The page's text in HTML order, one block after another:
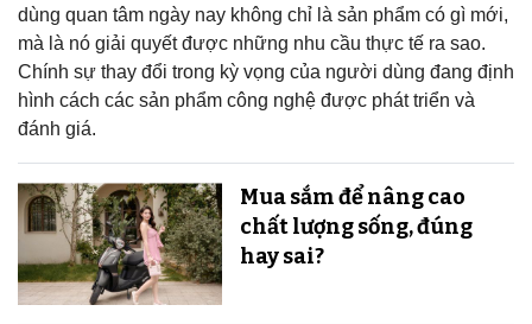
dùng quan tâm ngày nay không chỉ là sản phẩm có gì mới,
mà là nó giải quyết được những nhu cầu thực tế ra sao.
Chính sự thay đổi trong kỳ vọng của người dùng đang định
hình cách các sản phẩm công nghệ được phát triển và
đánh giá.
Mua sắm để nâng cao
chất lượng sống, đúng
hay sai?